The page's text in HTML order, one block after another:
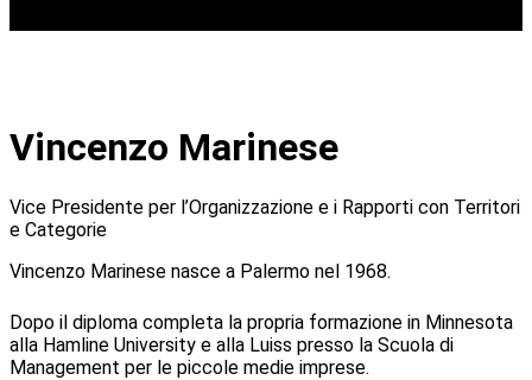
Vincenzo Marinese
Vice Presidente per l’Organizzazione e i Rapporti con Territori
e Categorie
Vincenzo Marinese nasce a Palermo nel 1968.
Dopo il diploma completa la propria formazione in Minnesota
alla Hamline University e alla Luiss presso la Scuola di
Management per le piccole medie imprese.